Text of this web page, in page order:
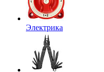
Электрика